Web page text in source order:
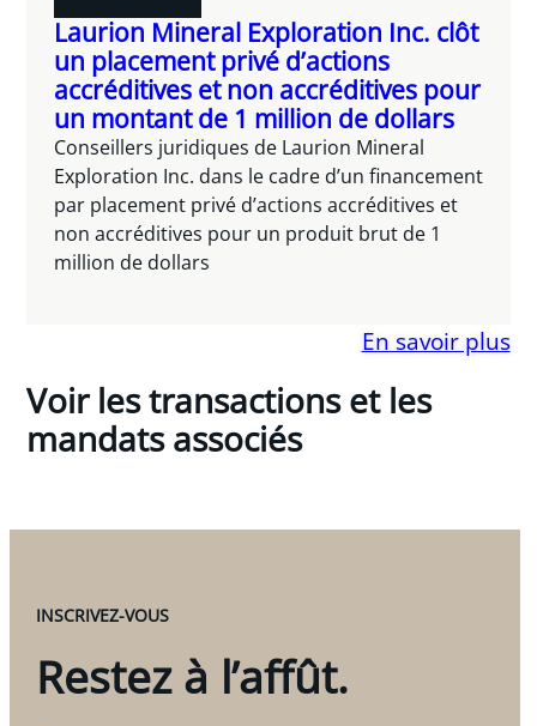
Laurion Mineral Exploration Inc. clôt
un placement privé d’actions
accréditives et non accréditives pour
un montant de 1 million de dollars
Conseillers juridiques de Laurion Mineral
Exploration Inc. dans le cadre d’un financement
par placement privé d’actions accréditives et
non accréditives pour un produit brut de 1
million de dollars
En savoir plus
Voir les transactions et les
mandats associés
INSCRIVEZ-VOUS
Restez à l’affût.